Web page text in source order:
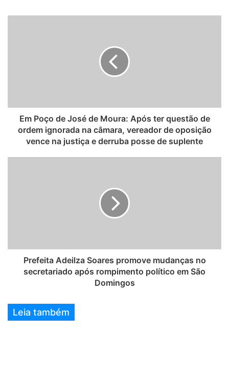
b
Em Poço de José de Moura: Após ter questão de
ordem ignorada na câmara, vereador de oposição
vence na justiça e derruba posse de suplente
Prefeita Adeilza Soares promove mudanças no
secretariado após rompimento político em São
Domingos
Leia também